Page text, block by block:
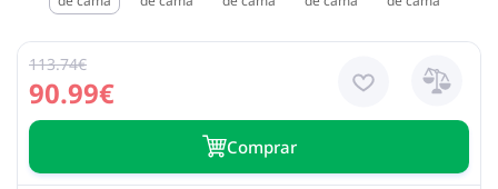
90.99€
113.74€
Сomprar